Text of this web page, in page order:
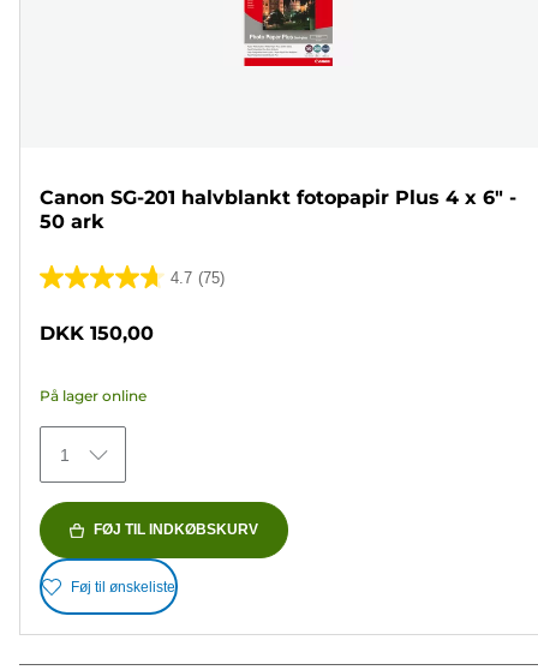
Canon SG-201 halvblankt fotopapir Plus 4 x 6" -
50 ark
4.7 (75)
4.7
stjerner.
75
anmeldelser
DKK 150,00
På lager online
1
FØJ TIL INDKØBSKURV
Føj til ønskeliste